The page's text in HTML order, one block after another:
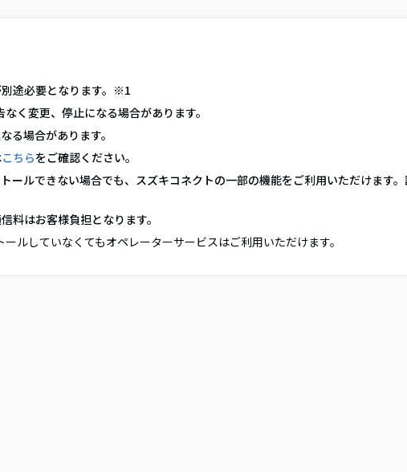
途必要となります。※1
く変更、停止になる場合があります。
る場合があります。
こちらをご確認ください。
ールできない場合でも、スズキコネクトの一部の機能をご利用いただけます
料はお客様負担となります。
ルしていなくてもオペレーターサービスはご利用いただけます。